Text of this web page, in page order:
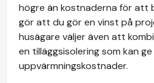
högre än kostnaderna för att
gör att du gör en vinst på
husägare väljer även att
en tilläggsisolering som kan
uppvärmningskostnader.